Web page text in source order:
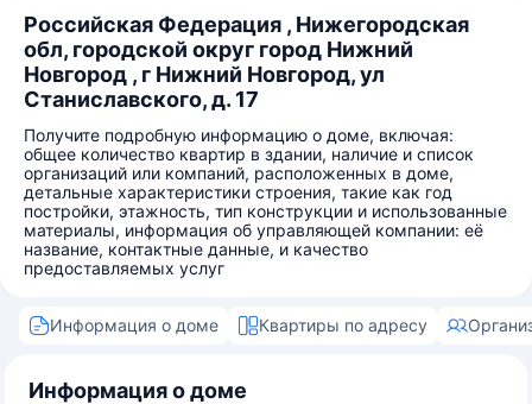
Российская Федерация , Нижегородская
обл, городской округ город Нижний
Новгород , г Нижний Новгород, ул
Станиславского, д. 17
Получите подробную информацию о доме, включая:
общее количество квартир в здании, наличие и список
организаций или компаний, расположенных в доме,
детальные характеристики строения, такие как год
постройки, этажность, тип конструкции и использованные
материалы, информация об управляющей компании: её
название, контактные данные, и качество
предоставляемых услуг
Информация о доме Квартиры по адресу
Информация о доме